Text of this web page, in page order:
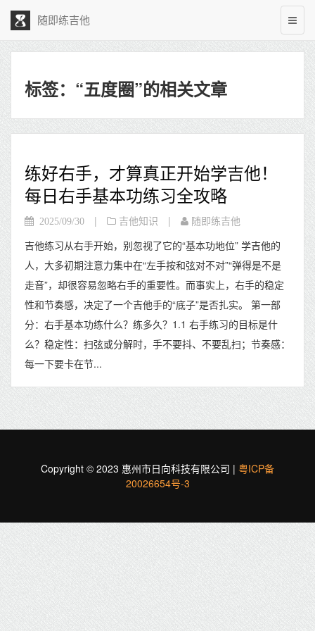
随即练吉他
标签：“五度圈”的相关文章
练好右手，才算真正开始学吉他！
每日右手基本功练习全攻略
2025/09/30 | 吉他知识 | 随即练吉他
吉他练习从右手开始，别忽视了它的“基本功地位” 学吉他的
人，大多初期注意力集中在“左手按和弦对不对”“弹得是不是
走音”，却很容易忽略右手的重要性。而事实上，右手的稳定
性和节奏感，决定了一个吉他手的“底子”是否扎实。 第一部
分：右手基本功练什么？练多久？1.1 右手练习的目标是什
么？稳定性：扫弦或分解时，手不要抖、不要乱扫；节奏感：
每一下要卡在节...
Copyright © 2023 惠州市日向科技有限公司 | 粤ICP备
20026654号-3